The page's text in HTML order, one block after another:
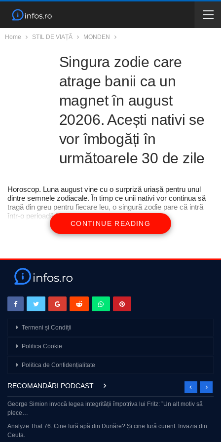
Home STIL DE VIAȚĂ MONDEN
Singura zodie care
atrage banii ca un
magnet în august
20206. Acești nativi se
vor îmbogăți în
următoarele 30 de zile
Horoscop. Luna august vine cu o surpriză uriașă pentru unul
dintre semnele zodiacale. În timp ce unii nativi vor continua să
tragă din greu pentru fiecare leu, o singură zodie pare că intră
într-o perioadă […]
CONTINUE READING
Termeni și Condiții
Politica Cookie
Politica de Confidențialitate
RECOMANDĂRI PODCAST
George Simion invocă legea integrității împotriva lui Fritz: ”Un alt motiv să
plece…
Analyze That 76. Cine fură apă din Dunăre? Și cine fură curent. Invazia din
Ceuta.